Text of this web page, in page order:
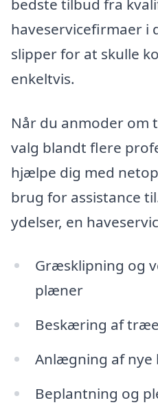
bedste tilbud fra
haveservicefirmaer i
slipper for at skulle
enkeltvis.
Når du anmoder om
valg blandt flere
hjælpe dig med
brug for assistance
ydelser, en
Græsklipning og
plæner
Beskæring af
Anlægning af nye
Beplantning og